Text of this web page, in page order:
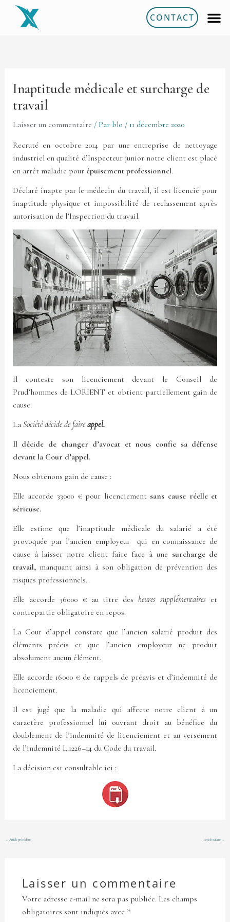
Aller
CONTACT
Inaptitude médicale et surcharge de
travail
Laisser un commentaire / Par blo / 11 décembre 2020
Recruté en octobre 2014 par une entreprise de nettoyage
industriel en qualité d’Inspecteur junior notre client est placé
en arrêt maladie pour épuisement professionnel.
Déclaré inapte par le médecin du travail, il est licencié pour
inaptitude physique et impossibilité de reclassement après
autorisation de l’Inspection du travail.
Il conteste son licenciement devant le Conseil de
Prud’hommes de LORIENT et obtient partiellement gain de
cause.
La Société décide de faireappel.
Il décide de changer d’avocat et nous confie sa défense
devant la Cour d’appel.
Nous obtenons gain de cause :
Elle accorde 33000 € pour licenciementsans cause réelle et
sérieuse.
Elle estime que l’inaptitude médicale du salarié a été
provoquée par l’ancien employeur qui en connaissance de
cause à laisser notre client faire face à une surcharge de
travail, manquant ainsi à son obligation de prévention des
risques professionnels.
Elle accorde 36000 € au titre desheures supplémentaires et
contrepartie obligatoire en repos.
La Cour d’appel constate que l’ancien salarié produit des
éléments précis et que l’ancien employeur ne produit
absolument aucun élément.
Elle accorde 16000 € de rappels de préavis et d’indemnité de
licenciement.
Il est jugé que la maladie qui affecte notre client à un
caractère professionnel lui ouvrant droit au bénéfice du
doublement de l’indemnité de licenciement et au versement
de l’indemnité L.1226–14 du Code du travail.
La décision est consultable ici :
← Article précédent Article suivant →
Laisser un commentaire
Votre adresse e-mail ne sera pas publiée. Les champs
obligatoires sont indiqués avec *